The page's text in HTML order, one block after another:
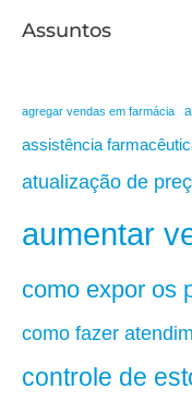
Assuntos
agregar vendas em farmácia
assistência
atualização de
aumentar
como expor os
como fazer
controle de